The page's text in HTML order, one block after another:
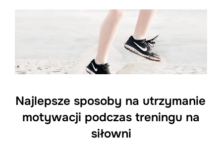
Najlepsze sposoby na utrzymanie
motywacji podczas treningu na
siłowni